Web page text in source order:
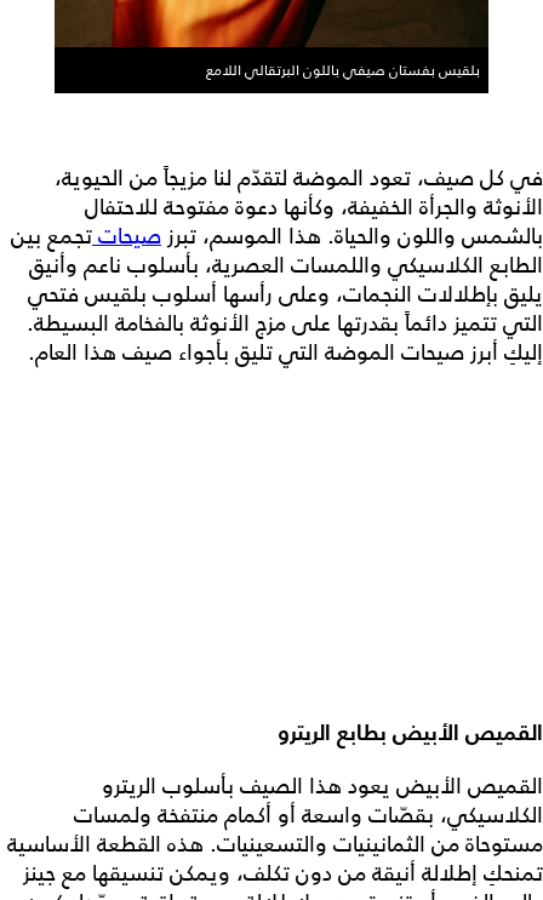
بلقيس بفستان صيفي باللون البرتقالي اللامع
في كل صيف، تعود الموضة لتقدّم لنا مزيجاً من الحيوية،
الأنوثة والجرأة الخفيفة، وكأنها دعوة مفتوحة للاحتفال
بالشمس واللون والحياة. هذا الموسم، تبرزصيحاتتجمع بين
الطابع الكلاسيكي واللمسات العصرية، بأسلوب ناعم وأنيق
يليق بإطلالات النجمات، وعلى رأسها أسلوب بلقيس فتحي
التي تتميز دائماً بقدرتها على مزج الأنوثة بالفخامة البسيطة.
إليكِ أبرز صيحات الموضة التي تليق بأجواء صيف هذا العام.
القميص الأبيض بطابع الريترو
القميص الأبيض يعود هذا الصيف بأسلوب الريترو
الكلاسيكي، بقصّات واسعة أو أكمام منتفخة ولمسات
مستوحاة من الثمانينيات والتسعينيات. هذه القطعة الأساسية
تمنحكِ إطلالة أنيقة من دون تكلف، ويمكن تنسيقها مع جينز